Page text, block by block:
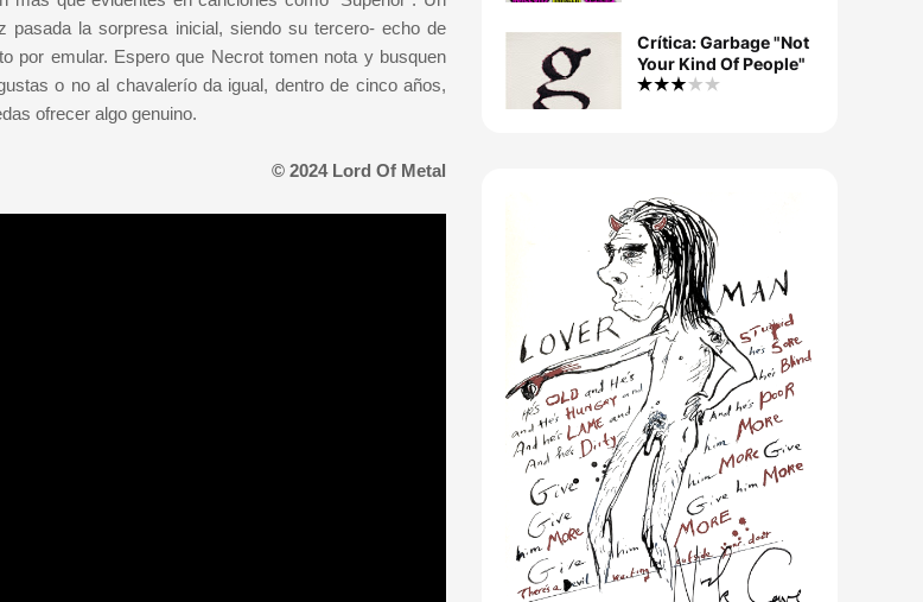
la sorpresa inicial, siendo su tercero- echo de
por emular. Espero que Necrot tomen nota y busquen
o no al chavalerío da igual, dentro de cinco años,
ofrecer algo genuino.
© 2024 Lord Of Metal
Crítica: Garbage "Not
Your Kind Of People"